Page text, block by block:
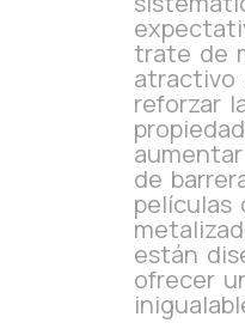
trate de
atractivo
reforzar
de
películas
están
ofrecer